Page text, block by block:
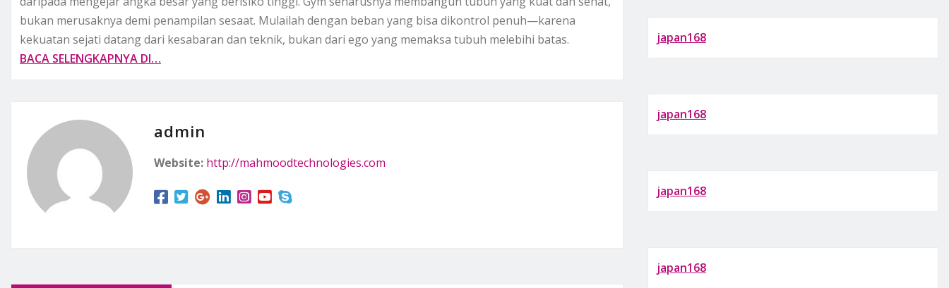
bukan merusaknya demi penampilan sesaat. Mulailah dengan beban yang bisa dikontrol penuh—karena
kekuatan sejati datang dari kesabaran dan teknik, bukan dari ego yang memaksa tubuh melebihi batas.
BACA SELENGKAPNYA DI…
admin
Website: http://mahmoodtechnologies.com
japan168
japan168
japan168
japan168